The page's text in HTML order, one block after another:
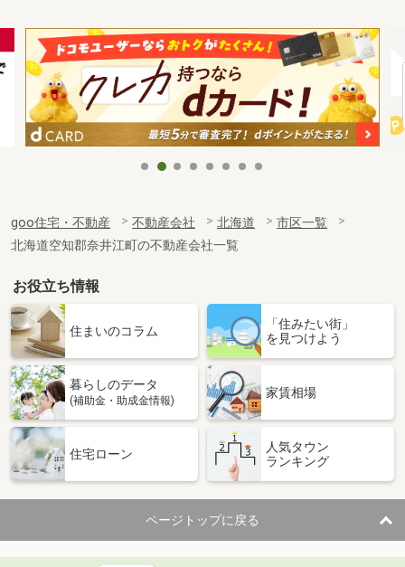
goo住宅・不動産 不動産会社 北海道
市区一覧
北海道空知郡奈井江町の不動産会社一覧
お役立ち情報
住まいのコラム
「住みたい街」
を見つけよう
暮らしのデータ
(補助金・助成金情報)
家賃相場
住宅ローン
人気タウン
ランキング
ページトップに戻る